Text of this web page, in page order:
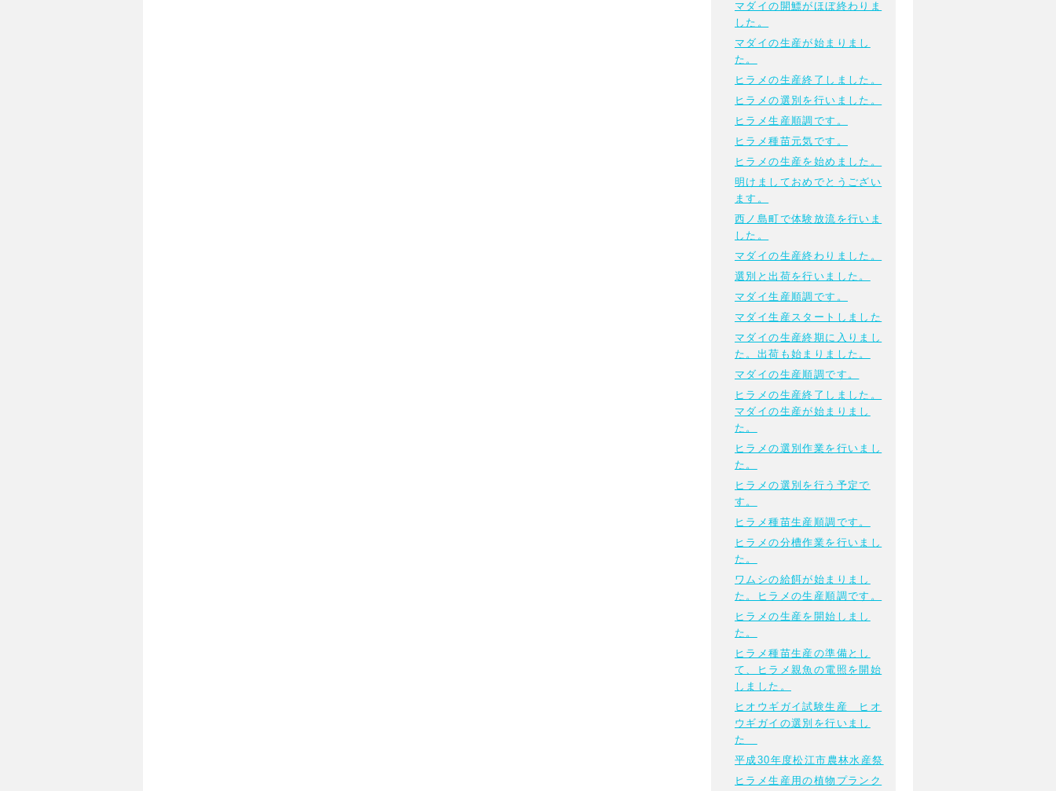
マダイの開鰾がほぼ終わりま
した。
マダイの生産が始まりまし
た。
ヒラメの生産終了しました。
ヒラメの選別を行いました。
ヒラメ生産順調です。
ヒラメ種苗元気です。
ヒラメの生産を始めました。
明けましておめでとうござい
ます。
西ノ島町で体験放流を行いま
した。
マダイの生産終わりました。
選別と出荷を行いました。
マダイ生産順調です。
マダイ生産スタートしました
マダイの生産終期に入りまし
た。出荷も始まりました。
マダイの生産順調です。
ヒラメの生産終了しました。
マダイの生産が始まりまし
た。
ヒラメの選別作業を行いまし
た。
ヒラメの選別を行う予定で
す。
ヒラメ種苗生産順調です。
ヒラメの分槽作業を行いまし
た。
ワムシの給餌が始まりまし
た。ヒラメの生産順調です。
ヒラメの生産を開始しまし
た。
ヒラメ種苗生産の準備とし
て、ヒラメ親魚の電照を開始
しました。
ヒオウギガイ試験生産 ヒオ
ウギガイの選別を行いまし
た
平成30年度松江市農林水産祭
ヒラメ生産用の植物プランク